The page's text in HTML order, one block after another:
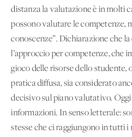
distanza la valutazione è in molti
possono valutare le competenze,
conoscenze”. Dichiarazione che
l’approccio per competenze, che
gioco delle risorse dello studente,
pratica diffusa, sia considerato
decisivo sul piano valutativo.
informazioni. In senso letterale:
stesse che ci raggiungono in tutti